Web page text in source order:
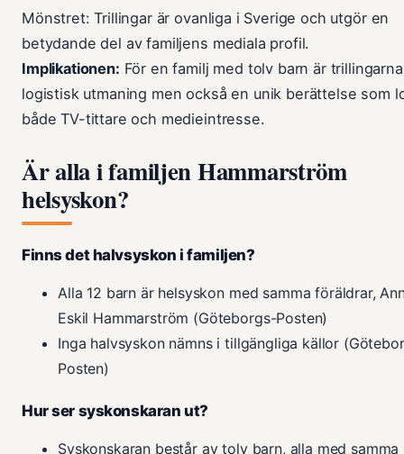
Mönstret: Trillingar är ovanliga i Sverige och utgör en
betydande del av familjens mediala profil.
Implikationen: För en familj med tolv barn är
logistisk utmaning men också en unik berättelse som
både TV-tittare och medieintresse.
Är alla i familjen Hammarström
helsyskon?
Finns det halvsyskon i familjen?
Alla 12 barn är helsyskon med samma föräldrar,
Eskil Hammarström (Göteborgs-Posten)
Inga halvsyskon nämns i tillgängliga källor
Posten)
Hur ser syskonskaran ut?
Syskonskaran består av tolv barn, alla med samma